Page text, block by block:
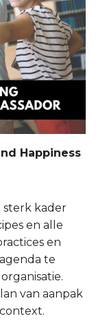
Happiness
sterk kader
en alle
en
te
van aanpak